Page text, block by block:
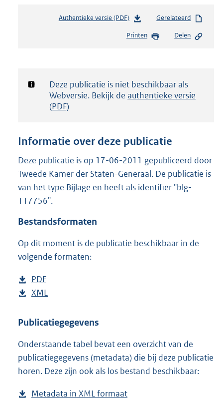
Authentieke versie (PDF)b
s
d
g
t
e
:
2
Gerelateerd
Printen Delen
Notificatie:
Deze publicatie is niet beschikbaar als
Webversie. Bekijk de authentieke versie
(PDF)
Informatie over deze publicatie
Deze publicatie is op 17-06-2011 gepubliceerd door
Tweede Kamer der Staten-Generaal. De publicatie is
van het type Bijlage en heeft als identifier "blg-
117756".
Bestandsformaten
Op dit moment is de publicatie beschikbaar in de
volgende formaten:
D
o
n
o
a
d
PDF
e
t
n
d
s
D
w
l
o
a
XML
s
a
n
d
Publicatiegegevens
Onderstaande tabel bevat een overzicht van de
publicatiegegevens (metadata) die bij deze publicatie
horen. Deze zijn ook als los bestand beschikbaar:
Metadata in XML formaat